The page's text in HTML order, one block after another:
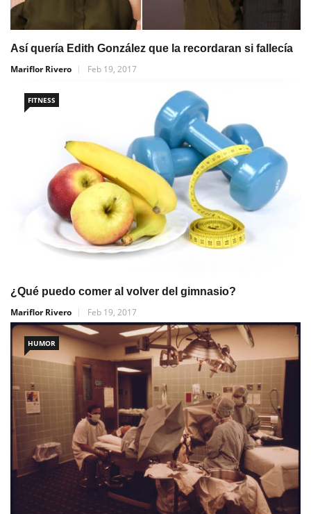
Así quería Edith González que la recordaran si fallecía
Mariflor Rivero
Feb 19, 2017
FITNESS
¿Qué puedo comer al volver del gimnasio?
Mariflor Rivero
Feb 19, 2017
HUMOR